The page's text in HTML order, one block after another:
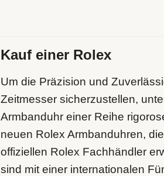
Kauf einer Rolex
Um die Präzision und
Zeitmesser sicherzustellen,
Armbanduhr einer Reihe
neuen Rolex Armbanduhren,
offiziellen Rolex Fachhändler
sind mit einer internationalen